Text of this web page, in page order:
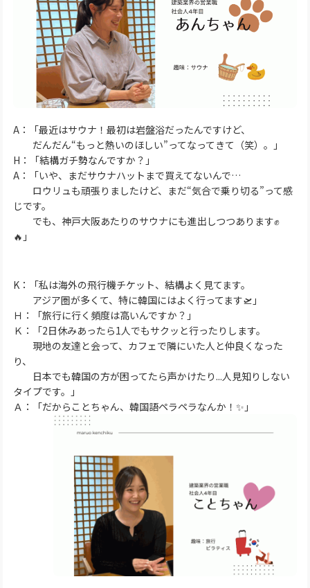
A：「最近はサウナ！最初は岩盤浴だったんですけど、
だんだん“もっと熱いのほしい”ってなってきて（笑）。」
H：「結構ガチ勢なんですか？」
A：「いや、まだサウナハットまで買えてないんで…
ロウリュも頑張りましたけど、まだ“気合で乗り切る”って感
じです。
でも、神戸大阪あたりのサウナにも進出しつつあります✊
🔥」
K：「私は海外の飛行機チケット、結構よく見てます。
アジア圏が多くて、特に韓国にはよく行ってます🛫」
Ｈ：「旅行に行く頻度は高いんですか？」
Ｋ：「2日休みあったら1人でもサクッと行ったりします。
現地の友達と会って、カフェで隣にいた人と仲良くなった
り、
日本でも韓国の方が困ってたら声かけたり...人見知りしない
タイプです。」
Ａ：「だからことちゃん、韓国語ペラペラなんか！✨」